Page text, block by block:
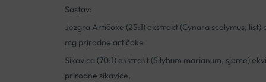
Sastav:
Jezgra Artičoke (25:1) ekstrakt (Cynara scolymus, list)
mg prirodne artičoke
Sikavica (70:1) ekstrakt (Silybum marianum, sjeme)
prirodne sikavice,